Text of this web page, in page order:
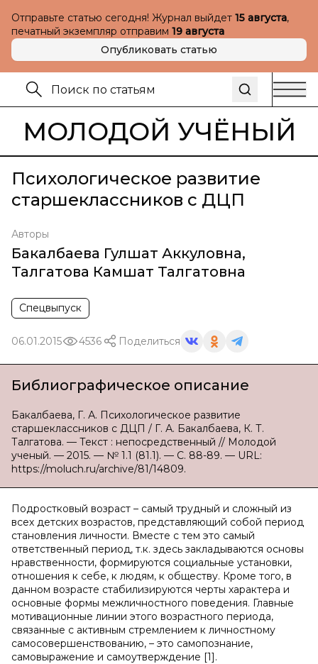
Отправьте статью сегодня! Журнал выйдет 15 августа,
печатный экземпляр отправим 19 августа
Опубликовать статью
МОЛОДОЙ УЧЁНЫЙ
Психологическое развитие
старшеклассников с ДЦП
Авторы
Бакалбаева Гулшат Аккуловна,
Талгатова Камшат Талгатовна
Спецвыпуск
06.01.2015 4536 Поделиться
Библиографическое описание
Бакалбаева, Г. А. Психологическое развитие
старшеклассников с ДЦП / Г. А. Бакалбаева, К. Т.
Талгатова. — Текст : непосредственный // Молодой
ученый. — 2015. — № 1.1 (81.1). — С. 88-89. — URL:
https://moluch.ru/archive/81/14809.
Подростковый возраст – самый трудный и сложный из
всех детских возрастов, представляющий собой период
становления личности. Вместе с тем это самый
ответственный период, т.к. здесь закладываются основы
нравственности, формируются социальные установки,
отношения к себе, к людям, к обществу. Кроме того, в
данном возрасте стабилизируются черты характера и
основные формы межличностного поведения. Главные
мотивационные линии этого возрастного периода,
связанные с активным стремлением к личностному
самосовершенствованию, – это самопознание,
самовыражение и самоутверждение [1].